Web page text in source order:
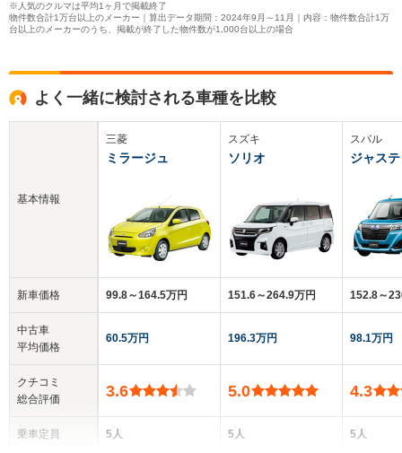
※人気のクルマは平均1ヶ月で掲載終了
物件数合計1万台以上のメーカー｜算出データ期間：2024年9月～11月｜内容：物件数合計1万
台以上のメーカーのうち、掲載が終了した物件数が1,000台以上の場合
よく一緒に検討される車種を比較
基本情報
新車価格
中古車
平均価格
クチコミ
総合評価
乗車定員
三菱
ミラージュ
99.8～164.5万円
60.5万円
3.6
5人
スズキ
ソリオ
151.6～264.9万円
196.3万円
5.0
5人
スバル
ジャス
152.8～
98.1万円
4.3
5人